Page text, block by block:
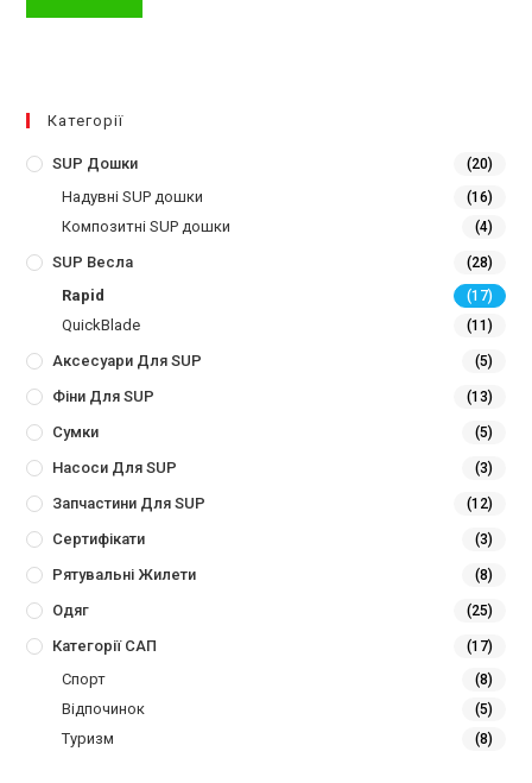
Категорії
SUP Дошки (20)
Надувні SUP дошки (16)
Композитні SUP дошки (4)
SUP Весла (28)
Rapid (17)
QuickBlade (11)
Аксесуари Для SUP (5)
Фіни Для SUP (13)
Сумки (5)
Насоси Для SUP (3)
Запчастини Для SUP (12)
Сертифікати (3)
Рятувальні Жилети (8)
Одяг (25)
Категорії САП (17)
Спорт (8)
Відпочинок (5)
Туризм (8)